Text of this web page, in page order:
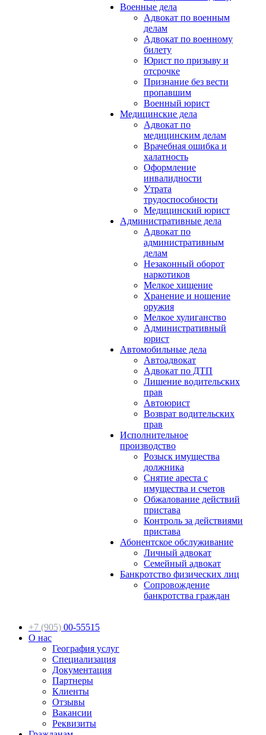
Военные дела
Адвокат по военным
делам
Адвокат по военному
билету
Юрист по призыву и
отсрочке
Признание без вести
пропавшим
Военный юрист
Медицинские дела
Адвокат по
медицинским делам
Врачебная ошибка и
халатность
Оформление
инвалидности
Утрата
трудоспособности
Медицинский юрист
Административные дела
Адвокат по
административным
делам
Незаконный оборот
наркотиков
Мелкое хищение
Хранение и ношение
оружия
Мелкое хулиганство
Административный
юрист
Автомобильные дела
Автоадвокат
Адвокат по ДТП
Лишение водительских
прав
Автоюрист
Возврат водительских
прав
Исполнительное
производство
Розыск имущества
должника
Снятие ареста с
имущества и счетов
Обжалование действий
пристава
Контроль за действиями
пристава
Абонентское обслуживание
Личный адвокат
Семейный адвокат
Банкротство физических лиц
Сопровождение
банкротства граждан
+7 (905) 00-55515
О нас
География услуг
Специализация
Документация
Партнеры
Клиенты
Отзывы
Вакансии
Реквизиты